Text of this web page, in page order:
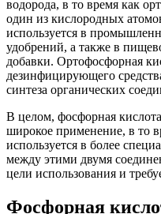
водорода, в то время как
один из кислородных
используется в
удобрений, а также в
добавки. Ортофосфорная
дезинфицирующего
синтеза органических
В целом, фосфорная
широкое применение, в то
используется в более
между этими двумя
цели использования и
Фосфорная